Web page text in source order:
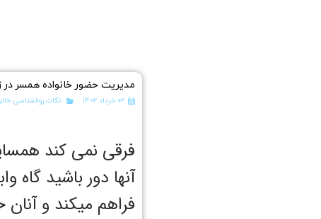
مدیریت حضور خانواده همسر
۰۲ خرداد ۱۴۰۲ نکات روانشناسی
فرقی نمی کند
آنها دور باشید
فراهم میکند و